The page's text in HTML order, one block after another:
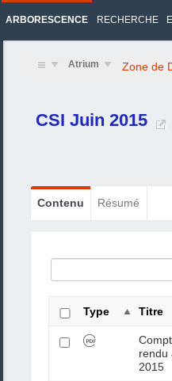
ARBORESCENCE RECHERCHE
Atrium Zone de
CSI Juin 2015
Contenu Résumé
Type Titre
rendu
2015